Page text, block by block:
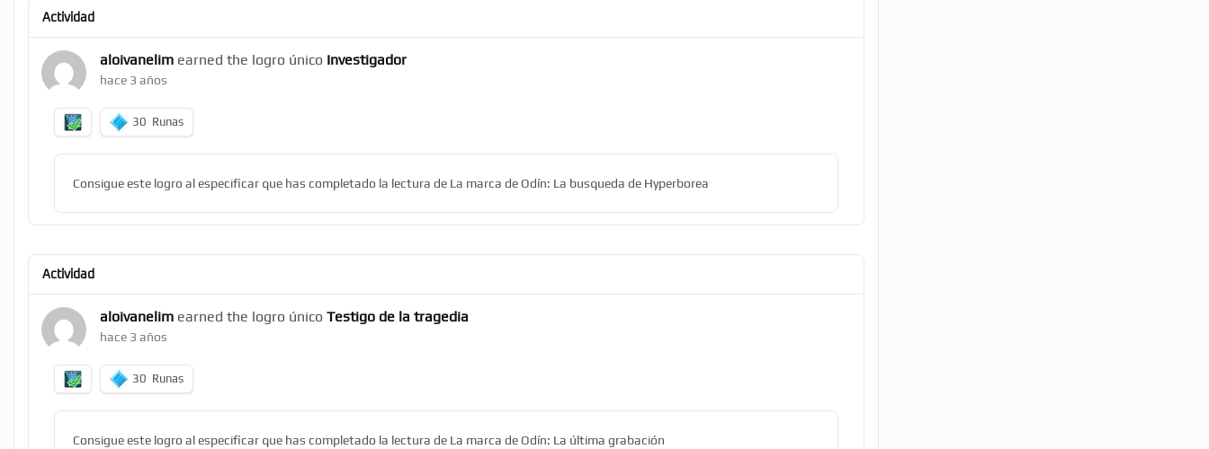
Actividad
aloivanelim earned the logro único Investigador
hace 3 años
30 Runas
Consigue este logro al especificar que has completado la lectura de La marca de Odín: La busqueda de Hyperborea
Actividad
aloivanelim earned the logro único Testigo de la tragedia
hace 3 años
30 Runas
Consigue este logro al especificar que has completado la lectura de La marca de Odín: La última grabación